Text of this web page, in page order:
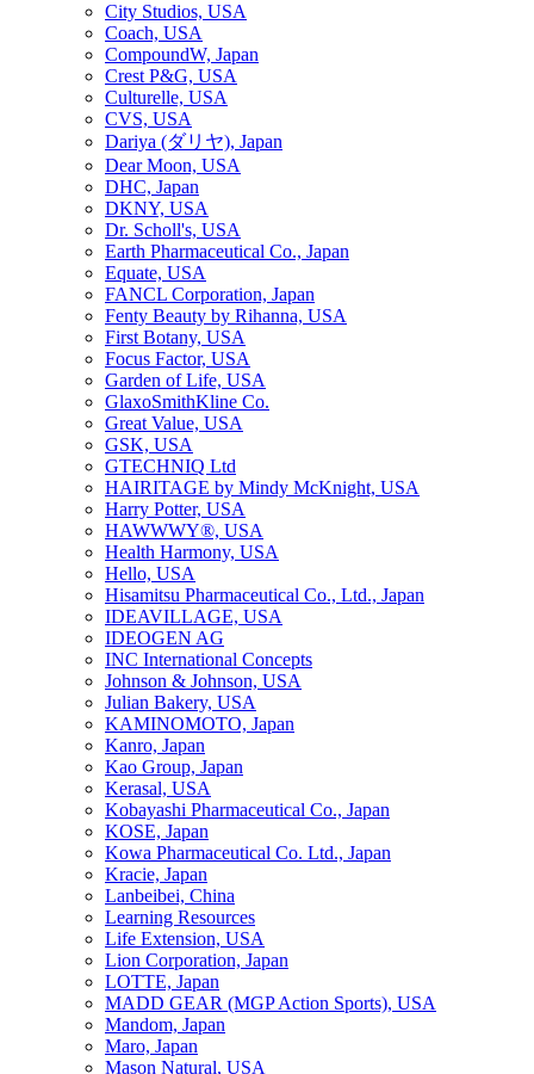
City Studios, USA
Coach, USA
CompoundW, Japan
Crest P&G, USA
Culturelle, USA
CVS, USA
Dariya (ダリヤ), Japan
Dear Moon, USA
DHC, Japan
DKNY, USA
Dr. Scholl's, USA
Earth Pharmaceutical Co., Japan
Equate, USA
FANCL Corporation, Japan
Fenty Beauty by Rihanna, USA
First Botany, USA
Focus Factor, USA
Garden of Life, USA
GlaxoSmithKline Co.
Great Value, USA
GSK, USA
GTECHNIQ Ltd
HAIRITAGE by Mindy McKnight, USA
Harry Potter, USA
HAWWWY®, USA
Health Harmony, USA
Hello, USA
Hisamitsu Pharmaceutical Co., Ltd., Japan
IDEAVILLAGE, USA
IDEOGEN AG
INC International Concepts
Johnson & Johnson, USA
Julian Bakery, USA
KAMINOMOTO, Japan
Kanro, Japan
Kao Group, Japan
Kerasal, USA
Kobayashi Pharmaceutical Co., Japan
KOSE, Japan
Kowa Pharmaceutical Co. Ltd., Japan
Kracie, Japan
Lanbeibei, China
Learning Resources
Life Extension, USA
Lion Corporation, Japan
LOTTE, Japan
MADD GEAR (MGP Action Sports), USA
Mandom, Japan
Maro, Japan
Mason Natural, USA